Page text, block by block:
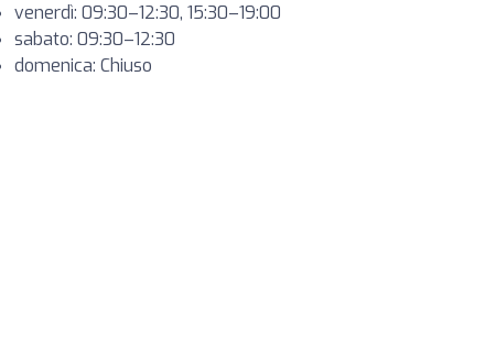
venerdì: 09:30–12:30, 15:30–19:00
sabato: 09:30–12:30
domenica: Chiuso